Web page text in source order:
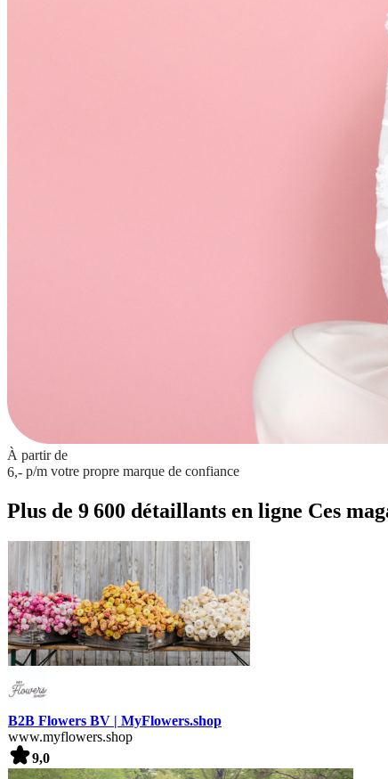
À partir de
6,- p/m votre propre marque de confiance
Plus de 9 600 détaillants en ligne Ces
B2B Flowers BV | MyFlowers.shop
www.myflowers.shop
9,0